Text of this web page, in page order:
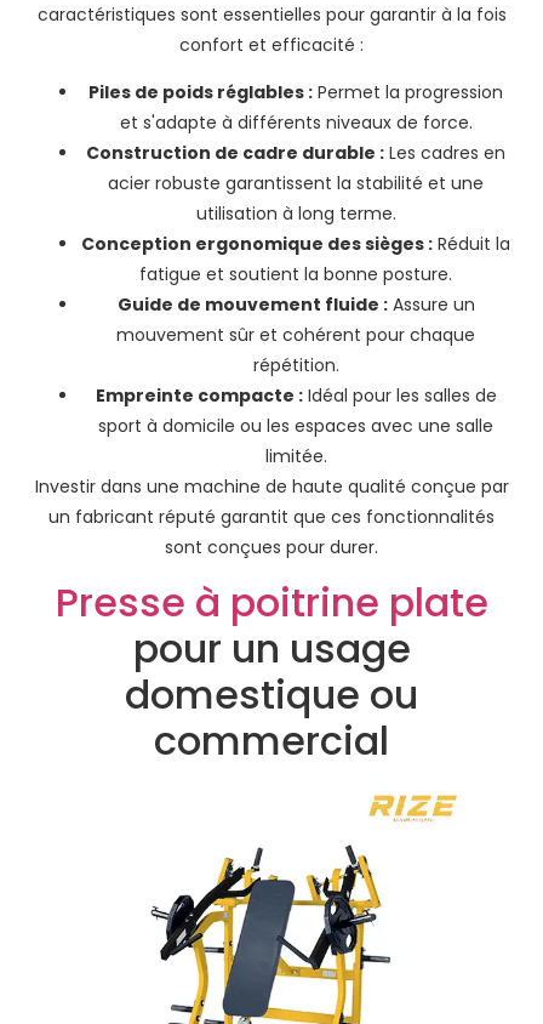
caractéristiques sont essentielles pour garantir à la fois
confort et efficacité :
Piles de poids réglables : Permet la progression
et s'adapte à différents niveaux de force.
Construction de cadre durable : Les cadres en
acier robuste garantissent la stabilité et une
utilisation à long terme.
Conception ergonomique des sièges : Réduit la
fatigue et soutient la bonne posture.
Guide de mouvement fluide :Assure un
mouvement sûr et cohérent pour chaque
répétition.
Empreinte compacte :Idéal pour les salles de
sport à domicile ou les espaces avec une salle
limitée.
Investir dans une machine de haute qualité conçue par
un fabricant réputé garantit que ces fonctionnalités
sont conçues pour durer.
Presse à poitrine plate
pour un usage
domestique ou
commercial